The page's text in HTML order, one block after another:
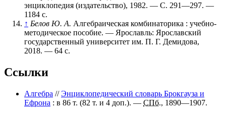
энциклопедия (издательство), 1982. — С. 291—297. —
1184 с.
↑ Белов Ю. А. Алгебраическая комбинаторика : учебно-
методическое пособие. — Ярославль: Ярославский
государственный университет им. П. Г. Демидова,
2018. — 64 с.
Ссылки
Алгебра //Энциклопедический словарь Брокгауза и
Ефрона : в 86 т. (82 т. и 4 доп.). — СПб., 1890—1907.